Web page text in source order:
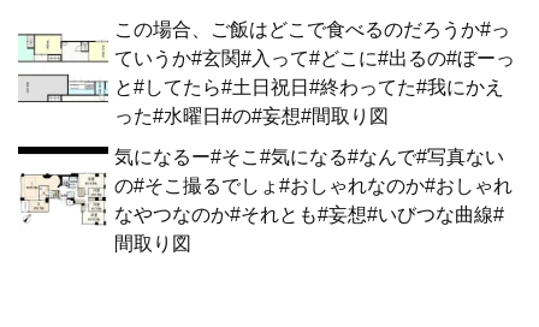
この場合、ご飯はどこで食べるのだろうか#っ
ていうか#玄関#入って#どこに#出るの#ぼーっ
と#してたら#土日祝日#終わってた#我にかえ
った#水曜日#の#妄想#間取り図
気になるー#そこ#気になる#なんで#写真ない
の#そこ撮るでしょ#おしゃれなのか#おしゃれ
なやつなのか#それとも#妄想#いびつな曲線#
間取り図